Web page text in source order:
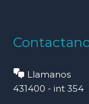
Llamanos
431400 - int 354